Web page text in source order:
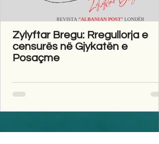
Zylyftar Bregu: Rregullorja e
censurës në Gjykatën e
Posaçme